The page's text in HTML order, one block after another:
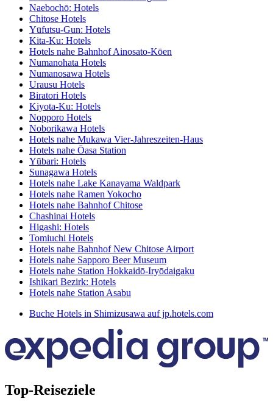
Naebochō: Hotels
Chitose Hotels
Yūfutsu-Gun: Hotels
Kita-Ku: Hotels
Hotels nahe Bahnhof Ainosato-Kōen
Numanohata Hotels
Numanosawa Hotels
Urausu Hotels
Biratori Hotels
Kiyota-Ku: Hotels
Nopporo Hotels
Noborikawa Hotels
Hotels nahe Mukawa Vier-Jahreszeiten-Haus
Hotels nahe Ōasa Station
Yūbari: Hotels
Sunagawa Hotels
Hotels nahe Lake Kanayama Waldpark
Hotels nahe Ramen Yokocho
Hotels nahe Bahnhof Chitose
Chashinai Hotels
Higashi: Hotels
Tomiuchi Hotels
Hotels nahe Bahnhof New Chitose Airport
Hotels nahe Sapporo Beer Museum
Hotels nahe Station Hokkaidō-Iryōdaigaku
Ishikari Bezirk: Hotels
Hotels nahe Station Asabu
Buche Hotels in Shimizusawa auf jp.hotels.com
Top-Reiseziele